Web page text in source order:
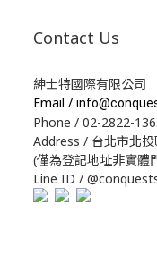
Contact Us
紳士特國際有限公司
Email /
Phone / 02-2822-
Address / 台北市北
(僅為登記地址非實體
Line ID /